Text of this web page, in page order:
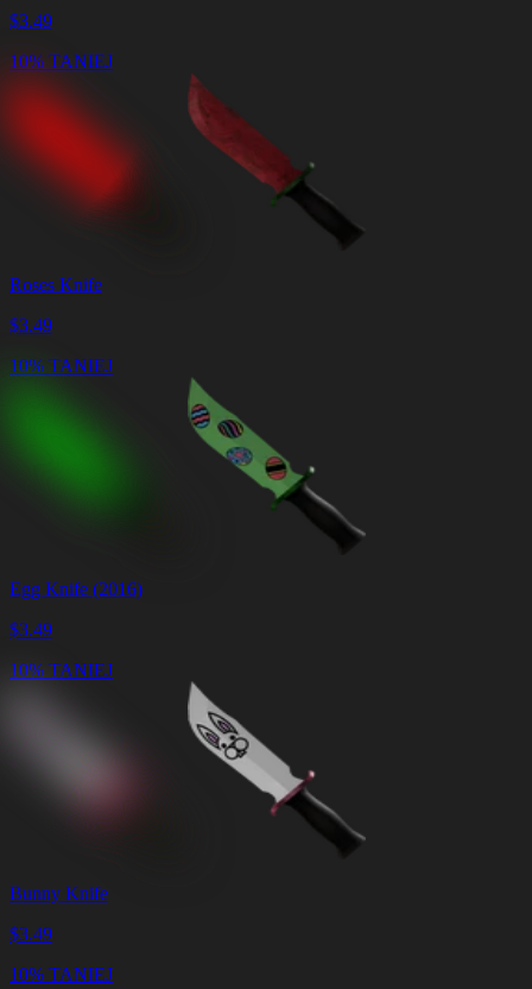
$3.49
10% TANIEJ
Roses Knife
$3.49
10% TANIEJ
Egg Knife (2016)
$3.49
10% TANIEJ
Bunny Knife
$3.49
10% TANIEJ